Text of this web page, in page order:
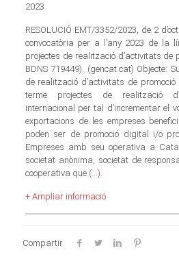
2023
RESOLUCIÓ EMT/3352/2023, de 2
convocatòria per a l’any 2023 de la
projectes de realització d’activitats de
BDNS 719449). (gencat.cat) Objecte:
de realització d’activitats de
terme projectes de realització
internacional per tal d’incrementar el
exportacions de les empreses
poden ser de promoció digital i/o
Empreses amb seu operativa a
societat anònima, societat de
cooperativa que(…)
+ Ampliar informació
Compartir